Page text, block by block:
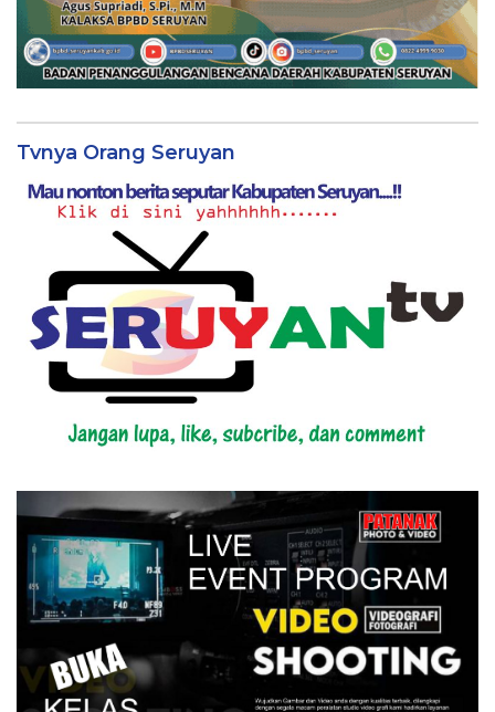
Tvnya Orang Seruyan